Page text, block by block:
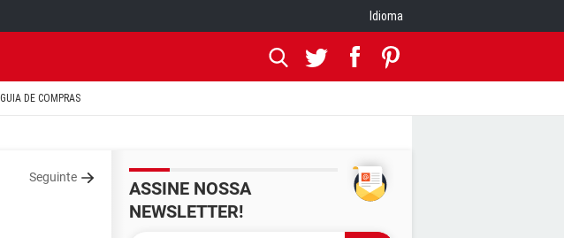
Idioma
GUIA DE COMPRAS
Seguinte
ASSINE NOSSA
NEWSLETTER!